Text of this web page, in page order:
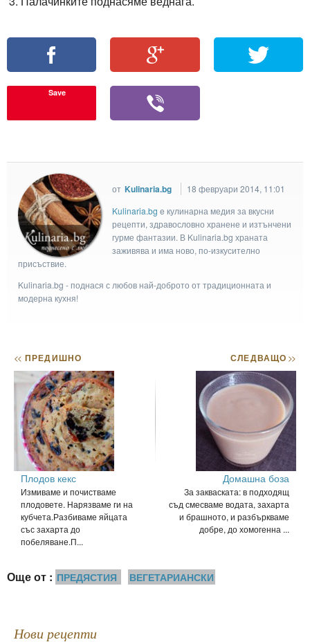
Save
от Kulinaria.bg
18 февруари 2014, 11:01
Kulinaria.bg e кулинарна медия за вкусни
рецепти, здравословно хранене и изтънчени
гурме фантазии. В Kulinaria.bg храната
заживява и има ново, по-изкусително
присъствие.
Kulinaria.bg - поднася с любов най-доброто от традиционната и
модерна кухня!
<< ПРЕДИШНО
Плодов кекс
Измиваме и почистваме
плодовете. Нарязваме ги на
кубчета.Разбиваме яйцата
със захарта до
побеляване.П...
СЛЕДВАЩО>>
Домашна боза
За закваската: в подходящ
съд смесваме водата, захарта
и брашното, и разбъркваме
добре, до хомогенна ...
Още от : ПРЕДЯСТИЯ ВЕГЕТАРИАНСКИ
Нови рецепти